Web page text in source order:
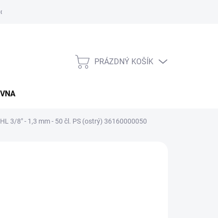
NÁKUPNÍ
PRÁZDNÝ KOŠÍK
3/8" - 1,3 mm - 50 čl. PS (ostrý) 36160000050